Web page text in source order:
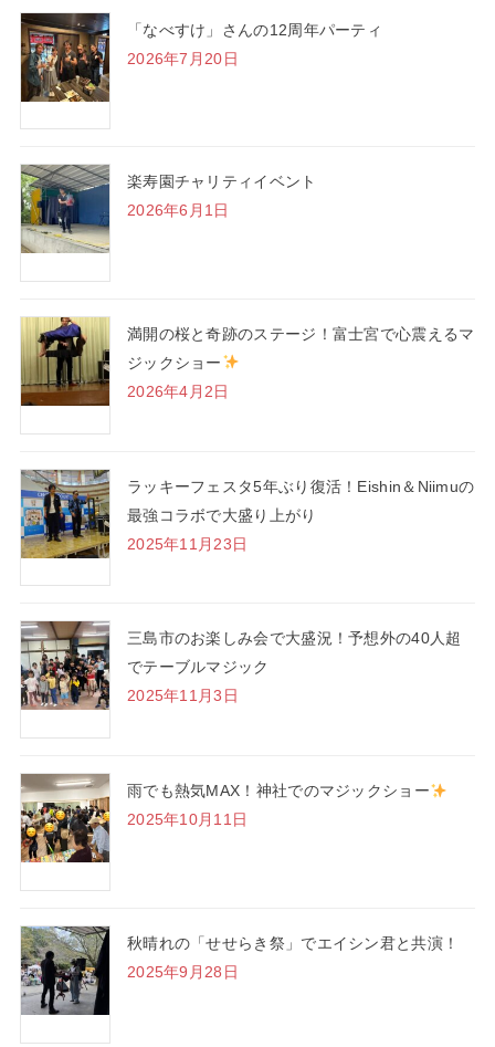
「なべすけ」さんの12周年パーティ
2026年7月20日
楽寿園チャリティイベント
2026年6月1日
満開の桜と奇跡のステージ！富士宮で心震えるマ
ジックショー
2026年4月2日
ラッキーフェスタ5年ぶり復活！Eishin＆Niimuの
最強コラボで大盛り上がり
2025年11月23日
三島市のお楽しみ会で大盛況！予想外の40人超
でテーブルマジック
2025年11月3日
雨でも熱気MAX！神社でのマジックショー
2025年10月11日
秋晴れの「せせらき祭」でエイシン君と共演！
2025年9月28日